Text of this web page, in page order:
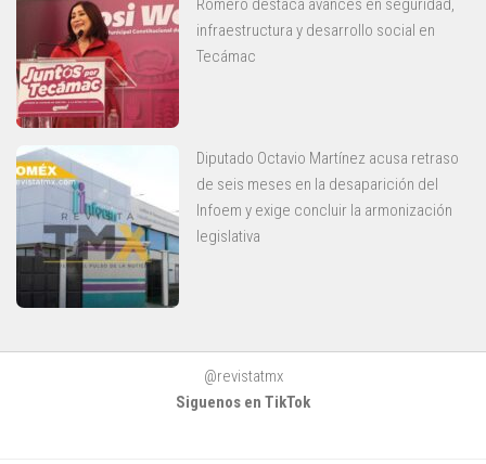
infraestructura y desarrollo social en
Tecámac
Diputado Octavio Martínez acusa retraso
de seis meses en la desaparición del
Infoem y exige concluir la armonización
legislativa
@revistatmx
Siguenos en TikTok